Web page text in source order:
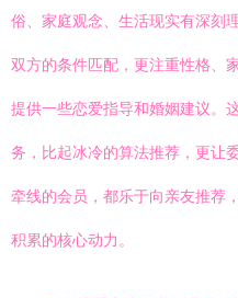
俗、家庭观念、生活现实有深刻
双方的条件匹配，更注重性格、
提供一些恋爱指导和婚姻建议。
务，比起冰冷的算法推荐，更让
牵线的会员，都乐于向亲友推荐
积累的核心动力。